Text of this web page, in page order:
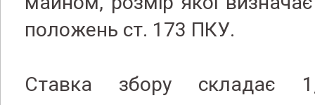
положень ст. 173 ПКУ.
Ставка збору складає